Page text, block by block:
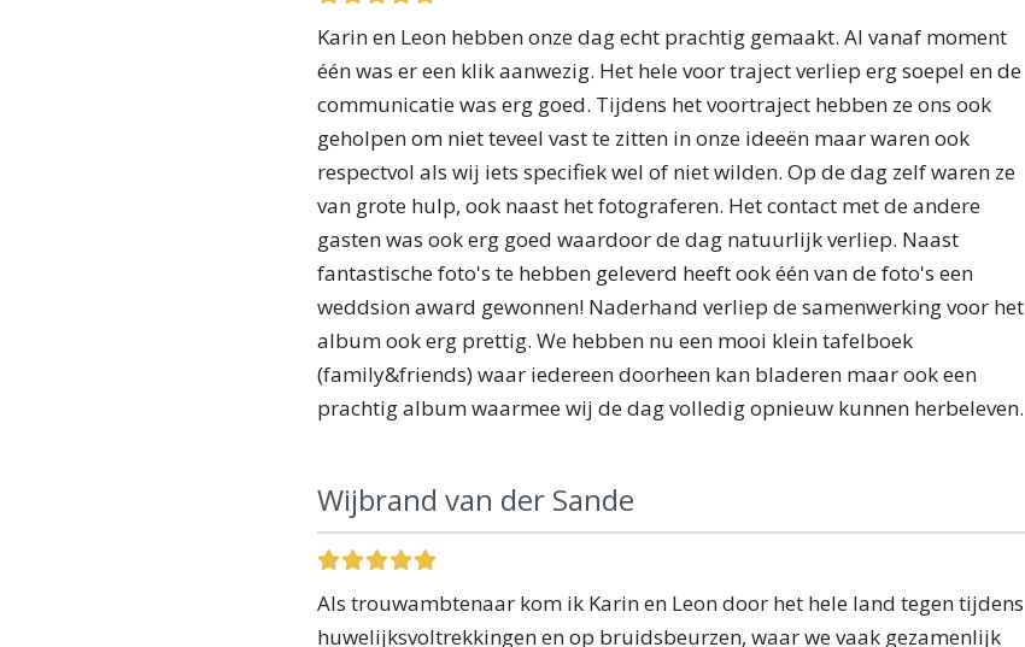
Karin en Leon hebben onze dag echt prachtig gemaakt. Al vanaf moment
één was er een klik aanwezig. Het hele voor traject verliep erg soepel en de
communicatie was erg goed. Tijdens het voortraject hebben ze ons ook
geholpen om niet teveel vast te zitten in onze ideeën maar waren ook
respectvol als wij iets specifiek wel of niet wilden. Op de dag zelf waren ze
van grote hulp, ook naast het fotograferen. Het contact met de andere
gasten was ook erg goed waardoor de dag natuurlijk verliep. Naast
fantastische foto's te hebben geleverd heeft ook één van de foto's een
weddsion award gewonnen! Naderhand verliep de samenwerking voor het
album ook erg prettig. We hebben nu een mooi klein tafelboek
(family&friends) waar iedereen doorheen kan bladeren maar ook een
prachtig album waarmee wij de dag volledig opnieuw kunnen herbeleven.
Wijbrand van der Sande
Als trouwambtenaar kom ik Karin en Leon door het hele land tegen tijdens
huwelijksvoltrekkingen en op bruidsbeurzen, waar we vaak gezamenlijk